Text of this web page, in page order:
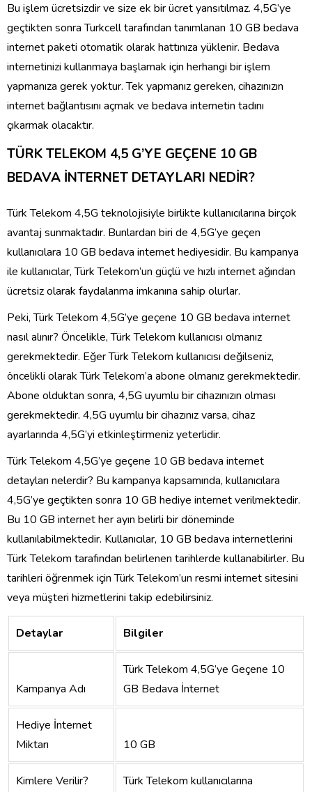
Bu işlem ücretsizdir ve size ek bir ücret yansıtılmaz. 4,5G’ye
geçtikten sonra Turkcell tarafından tanımlanan 10 GB bedava
internet paketi otomatik olarak hattınıza yüklenir. Bedava
internetinizi kullanmaya başlamak için herhangi bir işlem
yapmanıza gerek yoktur. Tek yapmanız gereken, cihazınızın
internet bağlantısını açmak ve bedava internetin tadını
çıkarmak olacaktır.
TÜRK TELEKOM 4,5 G’YE GEÇENE 10 GB
BEDAVA İNTERNET DETAYLARI NEDİR?
Türk Telekom 4,5G teknolojisiyle birlikte kullanıcılarına birçok
avantaj sunmaktadır. Bunlardan biri de 4,5G’ye geçen
kullanıcılara 10 GB bedava internet hediyesidir. Bu kampanya
ile kullanıcılar, Türk Telekom’un güçlü ve hızlı internet ağından
ücretsiz olarak faydalanma imkanına sahip olurlar.
Peki, Türk Telekom 4,5G’ye geçene 10 GB bedava internet
nasıl alınır? Öncelikle, Türk Telekom kullanıcısı olmanız
gerekmektedir. Eğer Türk Telekom kullanıcısı değilseniz,
öncelikli olarak Türk Telekom’a abone olmanız gerekmektedir.
Abone olduktan sonra, 4,5G uyumlu bir cihazınızın olması
gerekmektedir. 4,5G uyumlu bir cihazınız varsa, cihaz
ayarlarında 4,5G’yi etkinleştirmeniz yeterlidir.
Türk Telekom 4,5G’ye geçene 10 GB bedava internet
detayları nelerdir? Bu kampanya kapsamında, kullanıcılara
4,5G’ye geçtikten sonra 10 GB hediye internet verilmektedir.
Bu 10 GB internet her ayın belirli bir döneminde
kullanılabilmektedir. Kullanıcılar, 10 GB bedava internetlerini
Türk Telekom tarafından belirlenen tarihlerde kullanabilirler. Bu
tarihleri öğrenmek için Türk Telekom’un resmi internet sitesini
veya müşteri hizmetlerini takip edebilirsiniz.
Detaylar Bilgiler
Kampanya Adı
Türk Telekom 4,5G’ye Geçene 10
GB Bedava İnternet
Hediye İnternet
Miktarı
10 GB
Kimlere Verilir? Türk Telekom kullanıcılarına